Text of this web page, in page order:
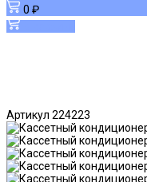
0 ₽
Артикул 224223